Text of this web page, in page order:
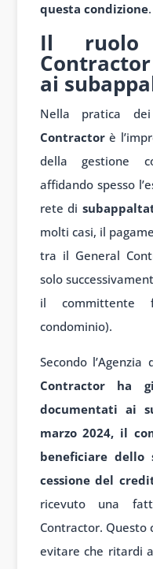
questa condizione.
Il ruolo
ai
Nella pratica
Contractorè
della gestione
affidando spesso
rete di
molti casi, il
tra il General
solo
il committente
condominio).
Secondo
Contractor ha
documentati ai
marzo 2024, il
beneficiare
cessione del
ricevuto una
Contractor. Questo
evitare che ritardi